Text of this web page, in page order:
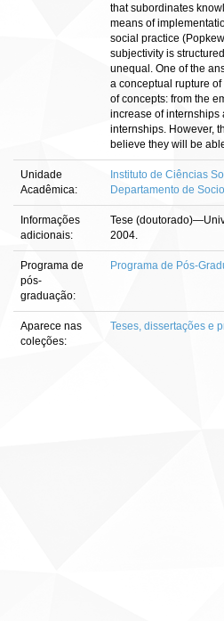
that subordinates
means of
social practice
subjectivity is
unequal. One of the
a conceptual rupture
of concepts: from the
increase of internships
internships. However,
believe they will be
Unidade
Acadêmica:
Instituto de Ciências
Departamento de
Informações
adicionais:
Tese
2004.
Programa de
pós-
graduação:
Programa de Pós-
Aparece nas
coleções:
Teses, dissertações e